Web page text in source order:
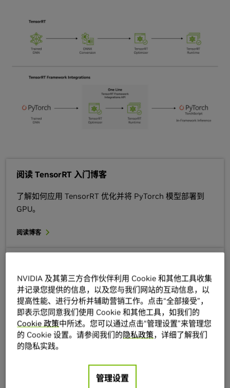
阅读 TensorRT 入门博客
了解如何应用 TensorRT 优化并将 PyTorch 模型部署到
GPU。
阅读博客
查看 GTC 在线研讨会精选列表，详细了解 TensorRT 及其
功能。
观看会议
获取完整的开发者指南
请参阅此开发者和 API 参考分步指南，了解如何开始使用
NVIDIA 及其第三方合作伙伴利用 Cookie 和其他工具收集
并记录您提供的信息，以及您与我们网站的互动信息，以
提高性能、进行分析并辅助营销工作。点击“全部接受”，
即表示您同意我们使用 Cookie 和其他工具，如我们的
Cookie 政策中所述。您可以通过点击“管理设置”来管理您
的 Cookie 设置。请参阅我们的隐私政策，详细了解我们
的隐私实践。
管理设置